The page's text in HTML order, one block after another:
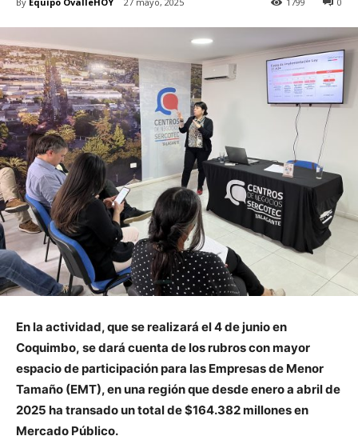
En la actividad, que se realizará el 4 de junio en
Coquimbo, se dará cuenta de los rubros con mayor
espacio de participación para las Empresas de Menor
Tamaño (EMT), en una región que desde enero a abril de
2025 ha transado un total de $164.382 millones en
Mercado Público.